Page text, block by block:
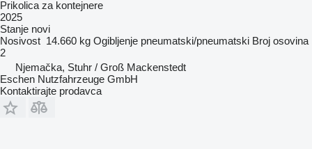
Prikolica za kontejnere
2025
Stanje novi
Nosivost 14.660 kg Ogibljenje pneumatski/pneumatski Broj osovina
2
Njemačka, Stuhr / Groß Mackenstedt
Eschen Nutzfahrzeuge GmbH
Kontaktirajte prodavca